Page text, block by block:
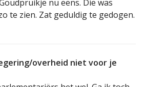
nu eens. Die was
te zien. Zat geduldig te gedogen.
overheid niet voor je